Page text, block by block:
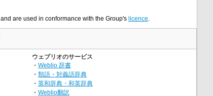
, and are used in conformance with the Group's licence
ウェブリオのサービス
・ Weblio 辞書
・ 類語・対義語辞典
・ 英和辞典・和英辞典
・ Weblio翻訳